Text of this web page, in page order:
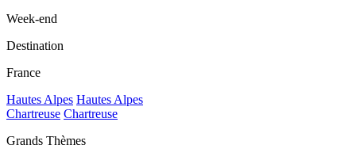
Week-end
Destination
France
Hautes Alpes Hautes Alpes
Chartreuse Chartreuse
Grands Thèmes